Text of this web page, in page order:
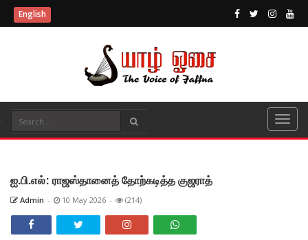
English
ஐ.பி.எல்: ராஜஸ்தானைத் தோற்கடித்த குஜராத்
Admin - 10 May 2026 - (214)